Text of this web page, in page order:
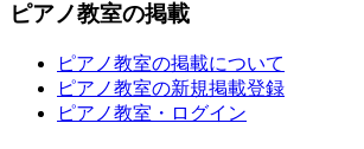
ピアノ教室の掲載
ピアノ教室の掲載について
ピアノ教室の新規掲載登録
ピアノ教室・ログイン